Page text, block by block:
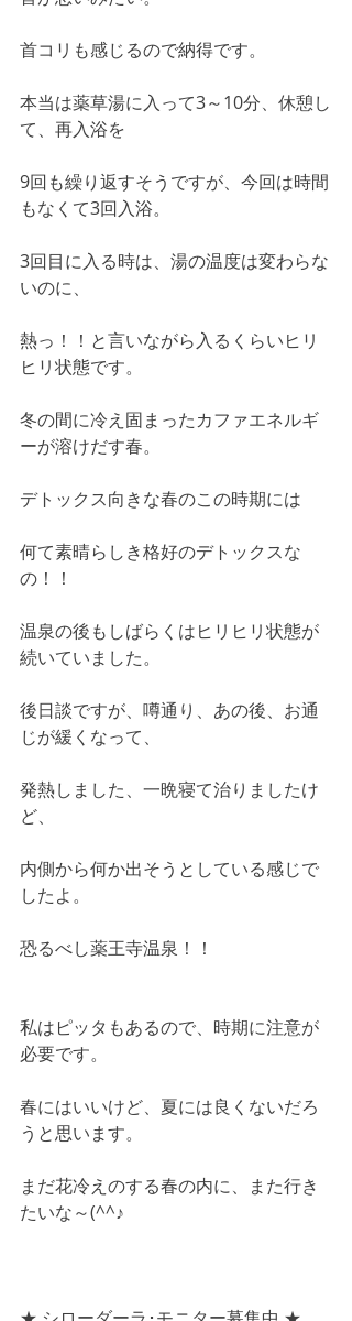
首コリも感じるので納得です。
本当は薬草湯に入って3～10分、休憩し
て、再入浴を
9回も繰り返すそうですが、今回は時間
もなくて3回入浴。
3回目に入る時は、湯の温度は変わらな
いのに、
熱っ！！と言いながら入るくらいヒリ
ヒリ状態です。
冬の間に冷え固まったカファエネルギ
ーが溶けだす春。
デトックス向きな春のこの時期には
何て素晴らしき格好のデトックスな
の！！
温泉の後もしばらくはヒリヒリ状態が
続いていました。
後日談ですが、噂通り、あの後、お通
じが緩くなって、
発熱しました、一晩寝て治りましたけ
ど、
内側から何か出そうとしている感じで
したよ。
恐るべし薬王寺温泉！！
私はピッタもあるので、時期に注意が
必要です。
春にはいいけど、夏には良くないだろ
うと思います。
まだ花冷えのする春の内に、また行き
たいな～(^^♪